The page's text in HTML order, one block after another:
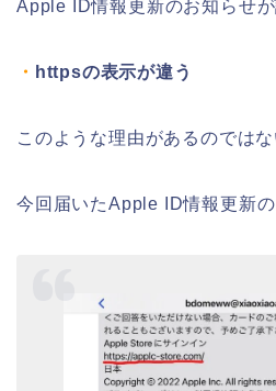
Apple ID情報更新のお知らせが
・ httpsの表示が違う
このような理由があるのではな
今回届いたApple ID情報更新の